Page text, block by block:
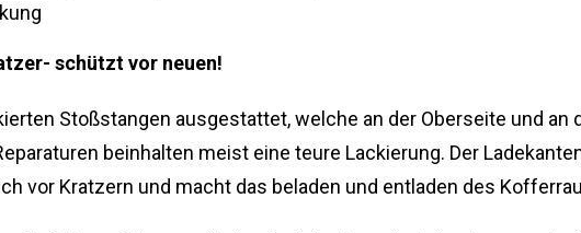
schützt vor neuen!
Stoßstangen ausgestattet, welche an der Oberseite und an
beinhalten meist eine teure Lackierung. Der
vor Kratzern und macht das beladen und entladen des